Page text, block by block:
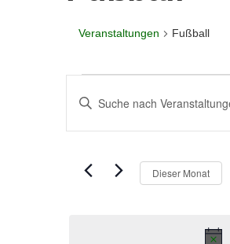
Veranstaltungen Fußball
Ansichten,
Bitte
eingeben.
nach
Dieser Monat